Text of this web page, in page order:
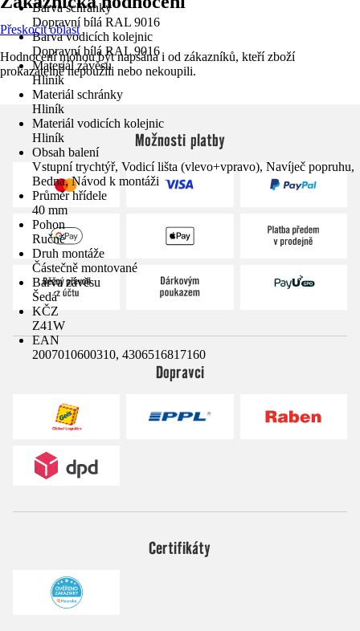
Barva schránky
Dopravní bílá RAL 9016
Barva vodicích kolejnic
Dopravní bílá RAL 9016
Materiál závěsu
Hliník
Materiál schránky
Hliník
Materiál vodicích kolejnic
Hliník
Obsah balení
Vstupní trychtýř, Vodicí lišta (vlevo+vpravo), Navíječ popruhu,
Bedna, Návod k montáži
Průměr hřídele
40 mm
Pohon
Ručně
Druh montáže
Částečně montované
Barva závěsu
Šedá
KČZ
Z41W
EAN
2007010600310, 4306516817160
Přeskočit oblast
Hodnocení mohou být napsána i od zákazníků, kteří zboží
prokazatelně nepoužili nebo nekoupili.
Možnosti platby
Dopravci
Certifikáty